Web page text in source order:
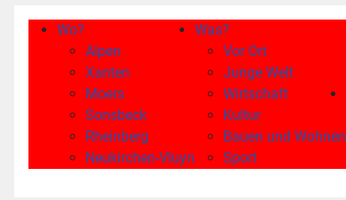
Wo?
Alpen
Xanten
Moers
Sonsbeck
Rheinberg
Neukirchen-Vluyn
Was?
Vor Ort
Junge Welt
Wirtschaft
Kultur
Bauen und Wohnen
Sport